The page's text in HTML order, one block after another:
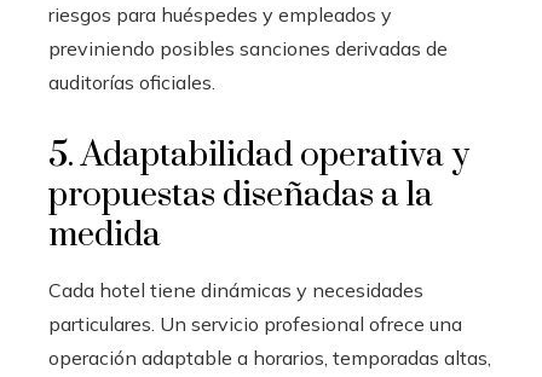
riesgos para huéspedes y empleados y
previniendo posibles sanciones derivadas de
auditorías oficiales.
5. Adaptabilidad operativa y
propuestas diseñadas a la
medida
Cada hotel tiene dinámicas y necesidades
particulares. Un servicio profesional ofrece una
operación adaptable a horarios, temporadas altas,